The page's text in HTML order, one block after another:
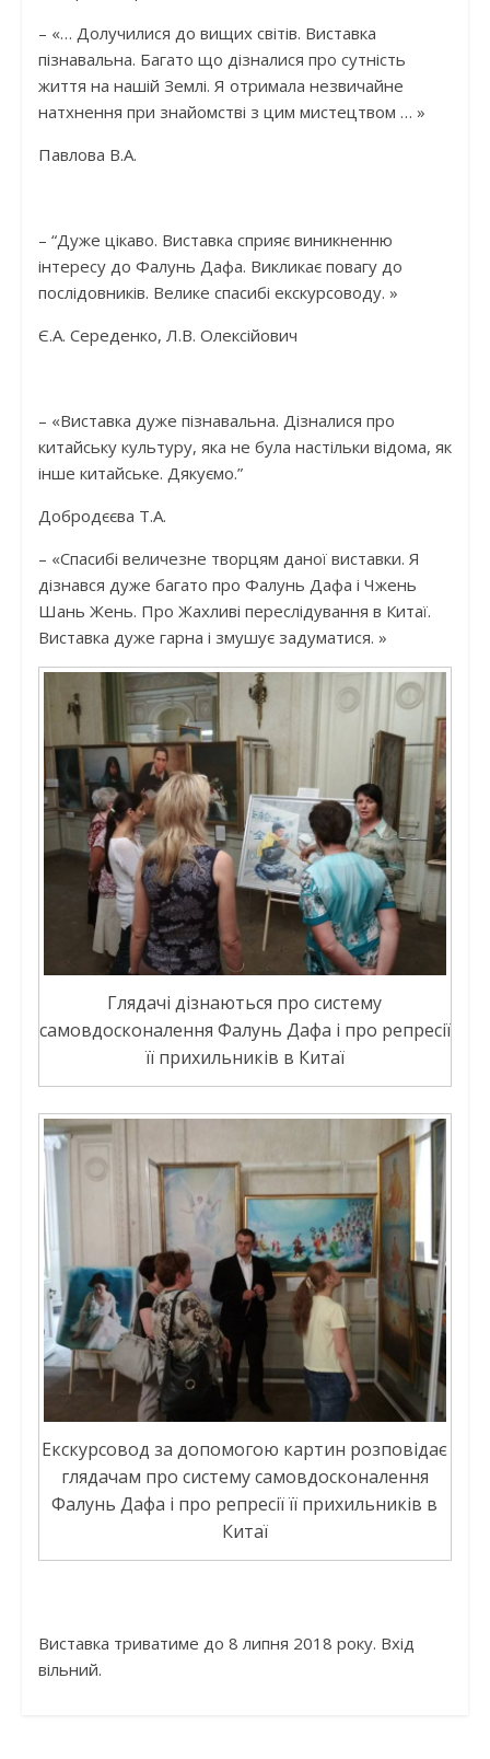
– «… Долучилися до вищих світів. Виставка
пізнавальна. Багато що дізналися про сутність
життя на нашій Землі. Я отримала незвичайне
натхнення при знайомстві з цим мистецтвом … »
Павлова В.А.
– “Дуже цікаво. Виставка сприяє виникненню
інтересу до Фалунь Дафа. Викликає повагу до
послідовників. Велике спасибі екскурсоводу. »
Є.А. Середенко, Л.В. Олексійович
– «Виставка дуже пізнавальна. Дізналися про
китайську культуру, яка не була настільки відома, як
інше китайське. Дякуємо.”
Добродєєва Т.А.
– «Спасибі величезне творцям даної виставки. Я
дізнався дуже багато про Фалунь Дафа і Чжень
Шань Жень. Про Жахливі переслідування в Китаї.
Виставка дуже гарна і змушує задуматися. »
Глядачі дізнаються про систему
самовдосконалення Фалунь Дафа і про репресії
її прихильників в Китаї
Екскурсовод за допомогою картин розповідає
глядачам про систему самовдосконалення
Фалунь Дафа і про репресії її прихильників в
Китаї
Виставка триватиме до 8 липня 2018 року. Вхід
вільний.